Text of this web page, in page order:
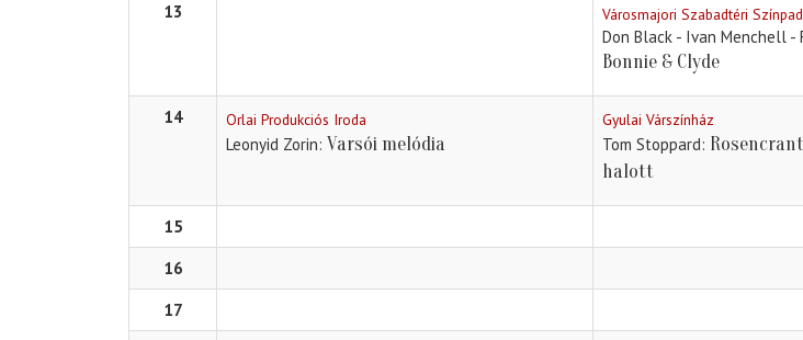
13 Városmajori Szabadtéri Színpad
Don Black - Ivan Menchell -
Bonnie & Clyde
14 Orlai Produkciós Iroda
Leonyid Zorin Varsói melódia
Gyulai Várszínház
Tom Stoppard
halott
15
16
17